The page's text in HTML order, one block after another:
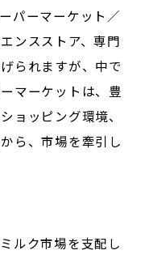
パーマーケット／
ンスストア、専門
られますが、中で
マーケットは、豊
ョッピング環境、
ら、市場を牽引し
ルク市場を支配し